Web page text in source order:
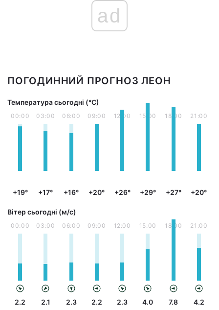
ad
ПОГОДИННИЙ ПРОГНОЗ ЛЕОН
Температура сьогодні (°С)
00:00
+19°
03:00
+17°
06:00
+16°
09:00
+20°
12:00
+26°
15:00
+29°
18:00
+27°
21:00
+20°
Вітер сьогодні (м/с)
00:00
2.2
03:00
2.1
06:00
2.3
09:00
2.2
12:00
2.3
15:00
4.0
18:00
7.8
21:00
4.2